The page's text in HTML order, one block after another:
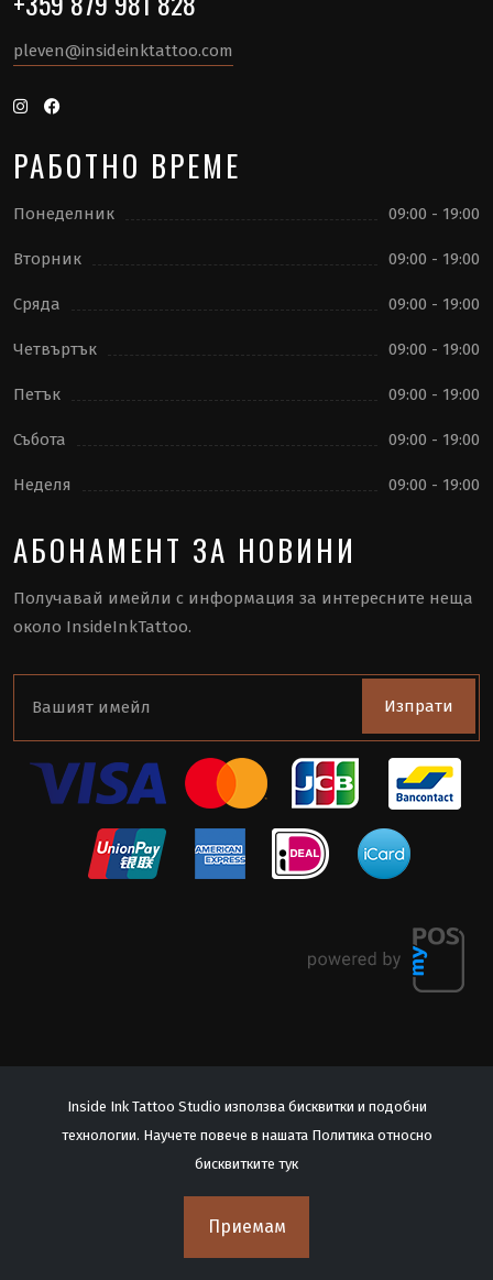
pleven@insideinktattoo.com
РАБОТНО ВРЕМЕ
Понеделник 09:00 - 19:00
Вторник 09:00 - 19:00
Сряда 09:00 - 19:00
Четвъртък 09:00 - 19:00
Петък 09:00 - 19:00
Събота 09:00 - 19:00
Неделя 09:00 - 19:00
АБОНАМЕНТ ЗА НОВИНИ
Получавай имейли с информация за интересните неща
около InsideInkTattoo.
Изпрати
© 2026 Inside Ink Tattoo Studio. All Rights Reserved.
Политика за поверителност
Inside Ink Tattoo Studio използва бисквитки и подобни
технологии. Научете повече в нашата Политика относно
бисквитките тук
Приемам